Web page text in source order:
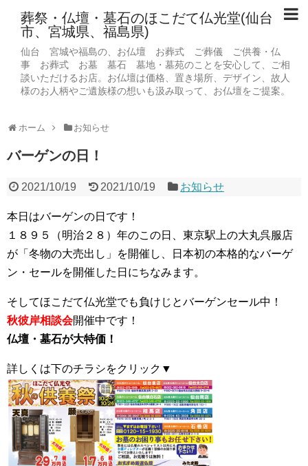
葬祭・仏壇・墓石のほこだて仏光堂(仙台
市、宮城県、福島県)
仙台 宮城や福島の、お仏壇 お葬式 ご葬儀 ご供養・仏
事 お葬式 お墓 墓石 墓地・墓苑のことを安心して、ご相
談いただけるお店。お仏壇は価格、置き場所、デザイン、故人
様のお人柄やご遺族様の想いも汲み取って、お仏壇をご提案。
ホーム お知らせ
バーゲンの日！
2021/10/19 2021/10/19 お知らせ
本日はバーゲンの日です！
１８９５（明治２８）年のこの日、東京駅上の大丸呉服店
が「冬物の大売出し」を開催し、日本初の本格的なバーゲ
ン・セールを開催した日にちなみます。
そしてほこだて仏光堂でも負けじとバーゲンセール中！
秋彼岸相談会開催中です！
仏壇・墓石が大特価！
詳しくは下のチラシをクリック▼